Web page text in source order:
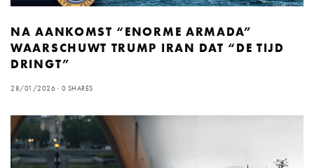
NA AANKOMST “ENORME ARMADA”
WAARSCHUWT TRUMP IRAN DAT “DE TIJD
DRINGT”
28/01/2026 0 SHARES